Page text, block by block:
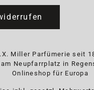
Miller Parfümerie seit
Neupfarrplatz in
Onlineshop für Europa